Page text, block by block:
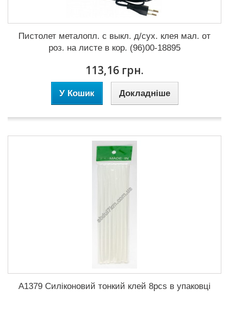
Пистолет металопл. с выкл. д/сух. клея мал. от
роз. на листе в кор. (96)00-18895
113,16 грн.
У Кошик Докладніше
A1379 Силіконовий тонкий клей 8pcs в упаковці